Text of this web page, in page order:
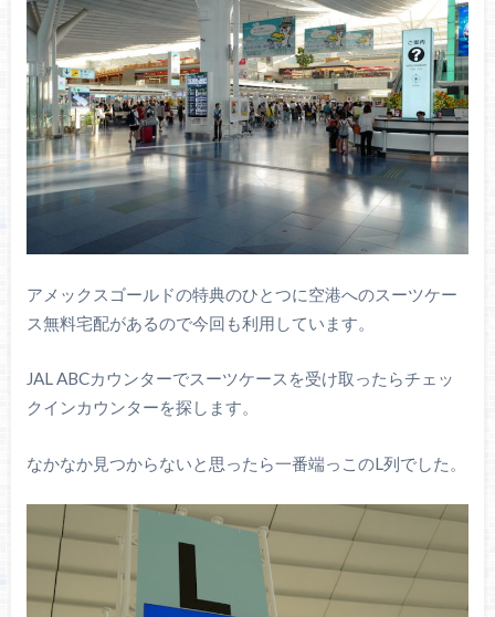
アメックスゴールドの特典のひとつに空港へのスーツケー
ス無料宅配があるので今回も利用しています。
JAL ABCカウンターでスーツケースを受け取ったらチェッ
クインカウンターを探します。
なかなか見つからないと思ったら一番端っこのL列でした。